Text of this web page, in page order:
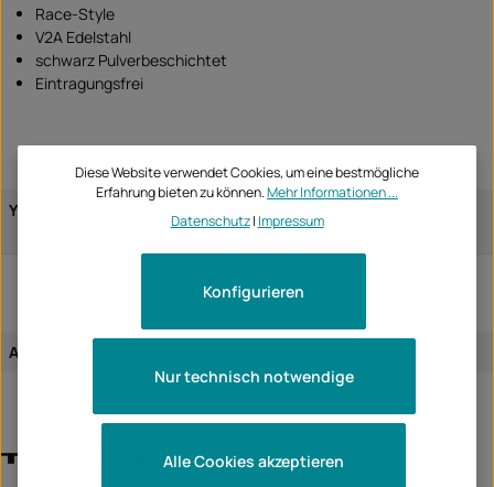
Race-Style
V2A Edelstahl
schwarz Pulverbeschichtet
Eintragungsfrei
Yamaha
R3 2026
Artikelzuordnung:
TecBike
Diese Website verwendet Cookies, um eine bestmögliche
Erfahrung bieten zu können.Mehr Informationen ...
Datenschutz| Impressum
Nur technisch notwendige
Konfigurieren
Alle Cookies akzeptieren